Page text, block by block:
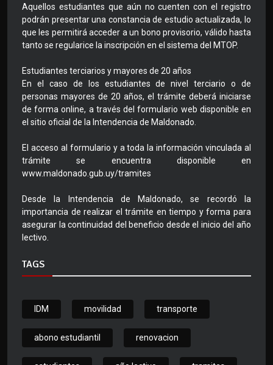
Aquellos estudiantes que aún no cuenten con el registro
podrán presentar una constancia de estudio actualizada, lo
que les permitirá acceder a un bono provisorio, válido hasta
tanto se regularice la inscripción en el sistema del MTOP.
Estudiantes terciarios y mayores de 20 años
En el caso de los estudiantes de nivel terciario o de
personas mayores de 20 años, el trámite deberá iniciarse
de forma online, a través del formulario web disponible en
el sitio oficial de la Intendencia de Maldonado.
El acceso al formulario y a toda la información vinculada al
trámite se encuentra disponible en
www.maldonado.gub.uy/tramites
Desde la Intendencia de Maldonado, se recordó la
importancia de realizar el trámite en tiempo y forma para
asegurar la continuidad del beneficio desde el inicio del año
lectivo.
TAGS
IDM movilidad transporte
abono estudiantil renovacion